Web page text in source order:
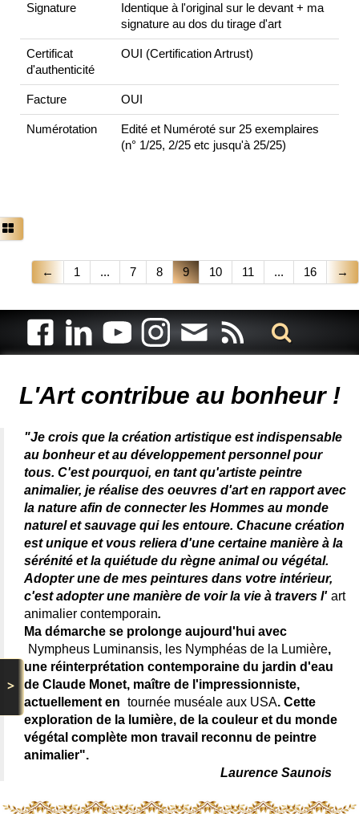
>
Signature
Identique à l'original sur le devant + ma
signature au dos du tirage d'art
Certificat
d'authenticité
OUI (Certification Artrust)
Facture OUI
Numérotation
Edité et Numéroté sur 25 exemplaires
(n° 1/25, 2/25 etc jusqu'à 25/25)
← 1 ... 7 8 9 10 11 ... 16 →
L'Art contribue au bonheur !
"Je crois que la création artistique est indispensable
au bonheur et au développement personnel pour
tous. C'est pourquoi, en tant qu'artiste peintre
animalier, je réalise des oeuvres d'art en rapport avec
la nature afin de connecter les Hommes au monde
naturel et sauvage qui les entoure. Chacune création
est unique et vous reliera d'une certaine manière à la
sérénité et la quiétude du règne animal ou végétal.
Adopter une de mes peintures dans votre intérieur,
c'est adopter une manière de voir la vie à travers l' art
animalier contemporain.
Ma démarche se prolonge aujourd'hui avec
Nympheus Luminansis, les Nymphéas de la Lumière,
une réinterprétation contemporaine du jardin d'eau
de Claude Monet, maître de l'impressionniste,
actuellement en tournée muséale aux USA. Cette
exploration de la lumière, de la couleur et du monde
végétal complète mon travail reconnu de peintre
animalier".
Laurence Saunois